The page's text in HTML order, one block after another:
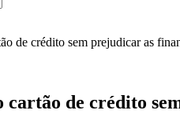
de crédito sem prejudicar as
cartão de crédito